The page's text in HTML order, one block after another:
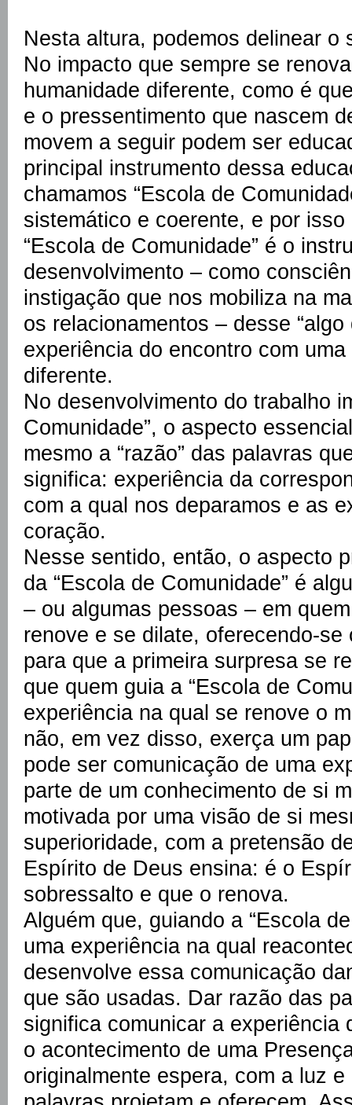
Nesta altura, podemos delinear o
No impacto que sempre se
humanidade diferente, como é
e o pressentimento que nascem
movem a seguir podem ser
principal instrumento dessa
chamamos “Escola de
sistemático e coerente, e por
“Escola de Comunidade” é o
desenvolvimento – como
instigação que nos mobiliza na
os relacionamentos – desse
experiência do encontro com
diferente.
No desenvolvimento do trabalho
Comunidade”, o aspecto
mesmo a “razão” das palavras
significa: experiência da
com a qual nos deparamos e as
coração.
Nesse sentido, então, o aspecto
da “Escola de Comunidade” é
– ou algumas pessoas – em
renove e se dilate, oferecendo-
para que a primeira surpresa se
que quem guia a “Escola de
experiência na qual se renove o
não, em vez disso, exerça um
pode ser comunicação de uma
parte de um conhecimento de si
motivada por uma visão de si
superioridade, com a pretensão
Espírito de Deus ensina: é o
sobressalto e que o renova.
Alguém que, guiando a “Escola
uma experiência na qual
desenvolve essa comunicação
que são usadas. Dar razão das
significa comunicar a experiência
o acontecimento de uma
originalmente espera, com a luz